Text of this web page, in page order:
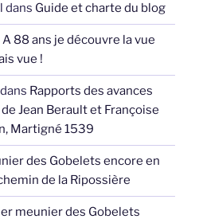
dans Guide et charte du blog
A 88 ans je découvre la vue
vue !
dans Rapports des avances
Jean Berault et Françoise
Martigné 1539
des Gobelets encore en
de la Ripossière
meunier des Gobelets